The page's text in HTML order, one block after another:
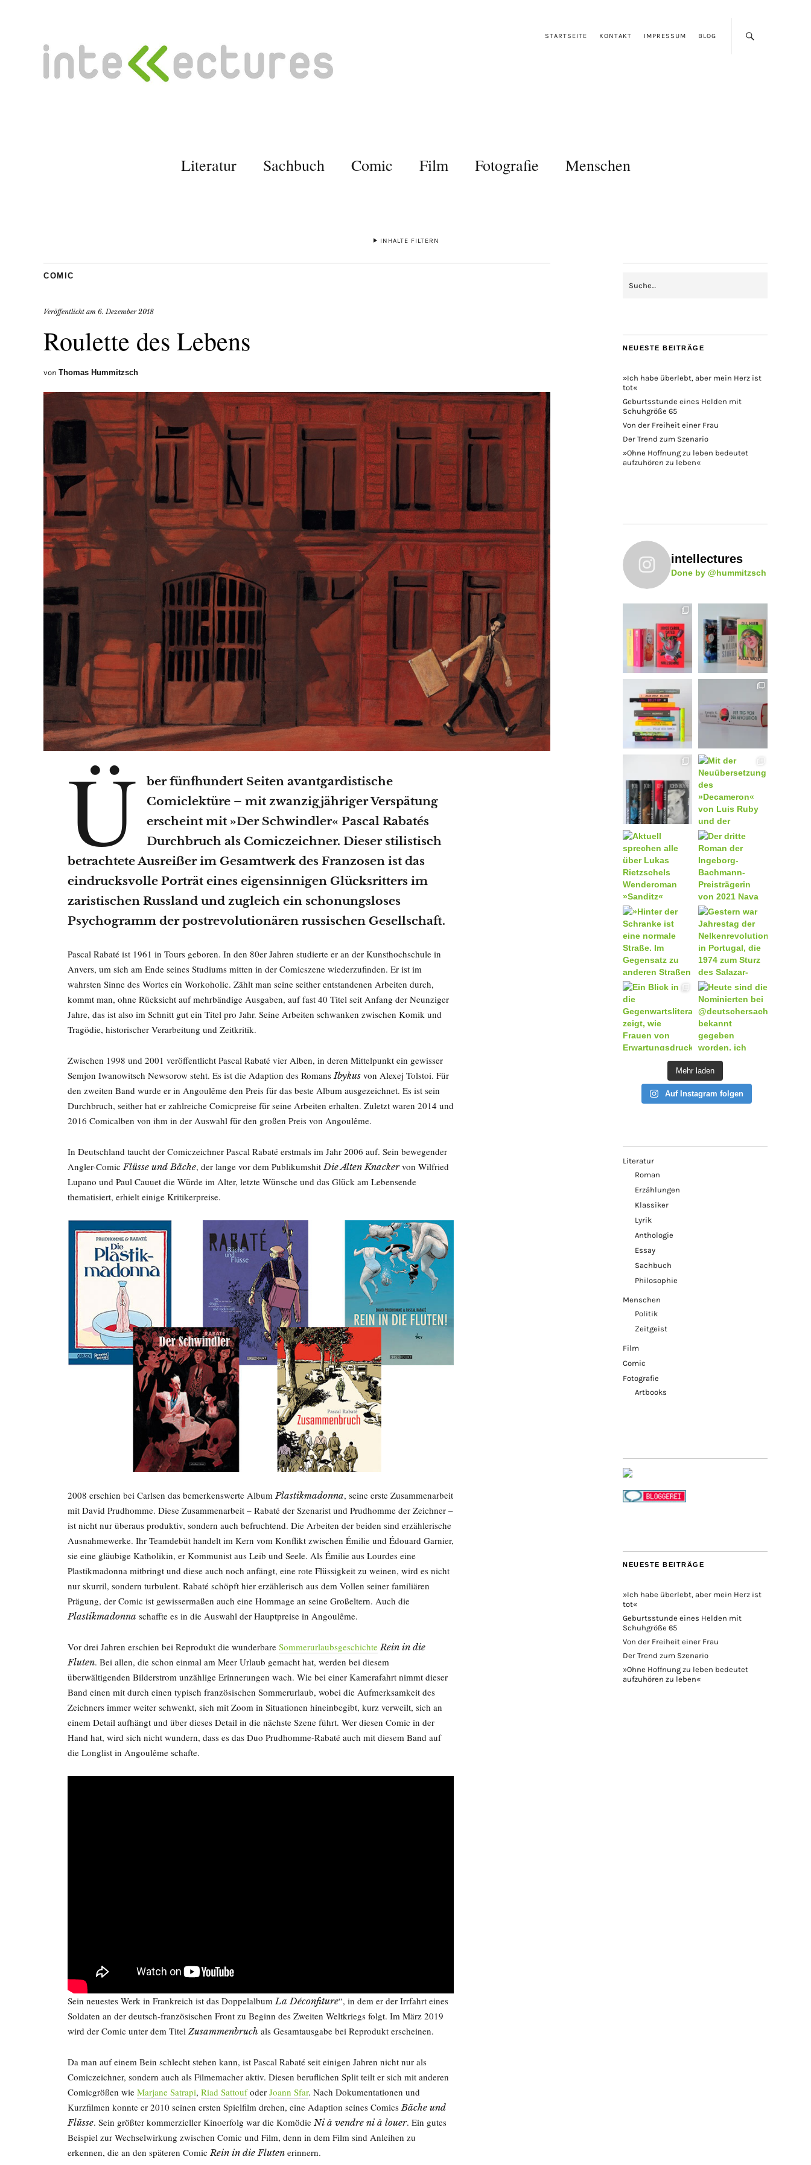
STARTSEITE KONTAKT IMPRESSUM BLOG
Literatur Sachbuch Comic Film Fotografie Menschen
INHALTE FILTERN
COMIC
Veröffentlicht am 6. Dezember 2018
Roulette des Lebens
von Thomas Hummitzsch
Ü
ber fünfhundert Seiten avantgardistische
Comiclektüre – mit zwanzigjähriger Verspätung
erscheint mit »Der Schwindler« Pascal Rabatés
Durchbruch als Comiczeichner. Dieser stilistisch
betrachtete Ausreißer im Gesamtwerk des Franzosen ist das
eindrucksvolle Porträt eines eigensinnigen Glücksritters im
zaristischen Russland und zugleich ein schonungsloses
Psychogramm der postrevolutionären russischen Gesellschaft.
Pascal Rabaté ist 1961 in Tours geboren. In den 80er Jahren studierte er an der Kunsthochschule in
Anvers, um sich am Ende seines Studiums mitten in der Comicszene wiederzufinden. Er ist im
wahrsten Sinne des Wortes ein Workoholic. Zählt man seine seither entstandenen Arbeiten durch,
kommt man, ohne Rücksicht auf mehrbändige Ausgaben, auf fast 40 Titel seit Anfang der Neunziger
Jahre, das ist also im Schnitt gut ein Titel pro Jahr. Seine Arbeiten schwanken zwischen Komik und
Tragödie, historischer Verarbeitung und Zeitkritik.
Zwischen 1998 und 2001 veröffentlicht Pascal Rabaté vier Alben, in deren Mittelpunkt ein gewisser
Semjon Iwanowitsch Newsorow steht. Es ist die Adaption des RomansIbykus von Alexej Tolstoi. Für
den zweiten Band wurde er in Angoulême den Preis für das beste Album ausgezeichnet. Es ist sein
Durchbruch, seither hat er zahlreiche Comicpreise für seine Arbeiten erhalten. Zuletzt waren 2014 und
2016 Comicalben von ihm in der Auswahl für den großen Preis von Angoulême.
In Deutschland taucht der Comiczeichner Pascal Rabaté erstmals im Jahr 2006 auf. Sein bewegender
Angler-ComicFlüsse und Bäche, der lange vor dem PublikumshitDie Alten Knackervon Wilfried
Lupano und Paul Cauuet die Würde im Alter, letzte Wünsche und das Glück am Lebensende
thematisiert, erhielt einige Kritikerpreise.
2008 erschien bei Carlsen das bemerkenswerte AlbumPlastikmadonna, seine erste Zusammenarbeit
mit David Prudhomme. Diese Zusammenarbeit – Rabaté der Szenarist und Prudhomme der Zeichner –
ist nicht nur überaus produktiv, sondern auch befruchtend. Die Arbeiten der beiden sind erzählerische
Ausnahmewerke. Ihr Teamdebüt handelt im Kern vom Konflikt zwischen Émilie und Édouard Garnier,
sie eine gläubige Katholikin, er Kommunist aus Leib und Seele. Als Émilie aus Lourdes eine
Plastikmadonna mitbringt und diese auch noch anfängt, eine rote Flüssigkeit zu weinen, wird es nicht
nur skurril, sondern turbulent. Rabaté schöpft hier erzählerisch aus dem Vollen seiner familiären
Prägung, der Comic ist gewissermaßen auch eine Hommage an seine Großeltern. Auch die
Plastikmadonna schaffte es in die Auswahl der Hauptpreise in Angoulême.
Vor drei Jahren erschien bei Reprodukt die wunderbare Sommerurlaubsgeschichte Rein in die
Fluten. Bei allen, die schon einmal am Meer Urlaub gemacht hat, werden bei diesem
überwältigenden Bilderstrom unzählige Erinnerungen wach. Wie bei einer Kamerafahrt nimmt dieser
Band einen mit durch einen typisch französischen Sommerurlaub, wobei die Aufmerksamkeit des
Zeichners immer weiter schwenkt, sich mit Zoom in Situationen hineinbegibt, kurz verweilt, sich an
einem Detail aufhängt und über dieses Detail in die nächste Szene führt. Wer diesen Comic in der
Hand hat, wird sich nicht wundern, dass es das Duo Prudhomme-Rabaté auch mit diesem Band auf
die Longlist in Angoulême schafte.
Sein neuestes Werk in Frankreich ist das DoppelalbumLa Déconfiture“, in dem er der Irrfahrt eines
Soldaten an der deutsch-französischen Front zu Beginn des Zweiten Weltkriegs folgt. Im März 2019
wird der Comic unter dem Titel Zusammenbruch als Gesamtausgabe bei Reprodukt erscheinen.
Da man auf einem Bein schlecht stehen kann, ist Pascal Rabaté seit einigen Jahren nicht nur als
Comiczeichner, sondern auch als Filmemacher aktiv. Diesen beruflichen Split teilt er sich mit anderen
Comicgrößen wie Marjane Satrapi, Riad Sattoufoder Joann Sfar. Nach Dokumentationen und
Kurzfilmen konnte er 2010 seinen ersten Spielfilm drehen, eine Adaption seines ComicsBäche und
Flüsse. Sein größter kommerzieller Kinoerfolg war die Komödie Ni à vendre ni à louer. Ein gutes
Beispiel zur Wechselwirkung zwischen Comic und Film, denn in dem Film sind Anleihen zu
erkennen, die an den späteren ComicRein in die Fluten erinnern.
NEUESTE BEITRÄGE
»Ich habe überlebt, aber mein Herz ist
tot«
Geburtsstunde eines Helden mit
Schuhgröße 65
Von der Freiheit einer Frau
Der Trend zum Szenario
»Ohne Hoffnung zu leben bedeutet
aufzuhören zu leben«
intellectures
Done by @hummitzsch
Mehr laden
Auf Instagram folgen
Literatur
Roman
Erzählungen
Klassiker
Lyrik
Anthologie
Essay
Sachbuch
Philosophie
Menschen
Politik
Zeitgeist
Film
Comic
Fotografie
Artbooks
NEUESTE BEITRÄGE
»Ich habe überlebt, aber mein Herz ist
tot«
Geburtsstunde eines Helden mit
Schuhgröße 65
Von der Freiheit einer Frau
Der Trend zum Szenario
»Ohne Hoffnung zu leben bedeutet
aufzuhören zu leben«